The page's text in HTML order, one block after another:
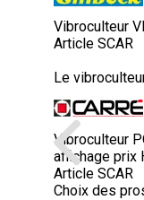
Vibroculteur
Article SCAR
Le
Vibroculteur
affichage prix
Article SCAR
Choix des